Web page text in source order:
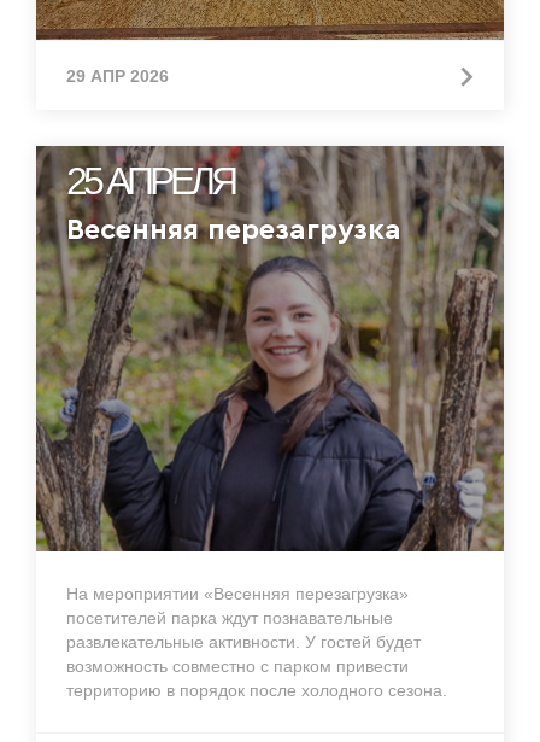
29 АПР 2026
25 АПРЕЛЯ
Весенняя перезагрузка
На мероприятии «Весенняя перезагрузка»
посетителей парка ждут познавательные
развлекательные активности. У гостей будет
возможность совместно с парком привести
территорию в порядок после холодного сезона.